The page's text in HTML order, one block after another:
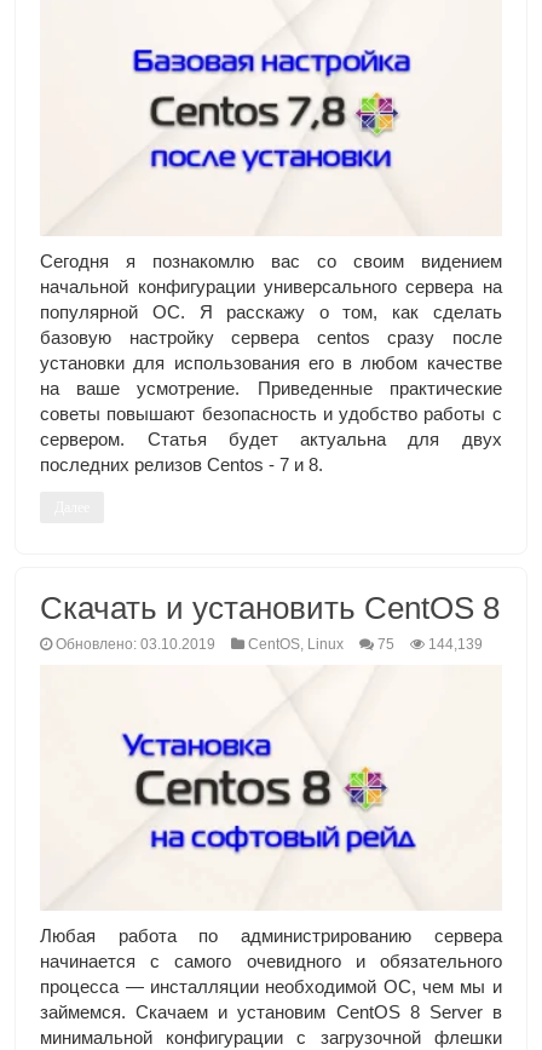
Сегодня я познакомлю вас со своим видением
начальной конфигурации универсального сервера на
популярной ОС. Я расскажу о том, как сделать
базовую настройку сервера centos сразу после
установки для использования его в любом качестве
на ваше усмотрение. Приведенные практические
советы повышают безопасность и удобство работы с
сервером. Статья будет актуальна для двух
последних релизов Centos - 7 и 8.
Скачать и установить CentOS 8
Обновлено: 03.10.2019 CentOS, Linux 75 144,139
Любая работа по администрированию сервера
начинается с самого очевидного и обязательного
процесса — инсталляции необходимой ОС, чем мы и
займемся. Скачаем и установим CentOS 8 Server в
минимальной конфигурации с загрузочной флешки